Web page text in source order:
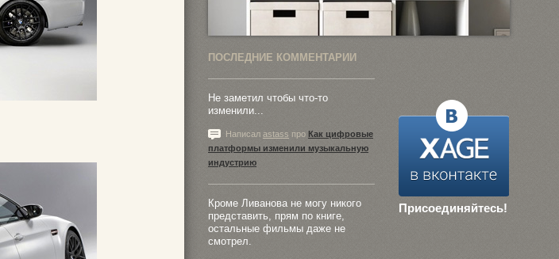
ПОСЛЕДНИЕ КОММЕНТАРИИ
Присоединяйтесь!
Не заметил чтобы что-то
изменили...
Написал astass про Как цифровые
платформы изменили музыкальную
индустрию
Кроме Ливанова не могу никого
представить, прям по книге,
остальные фильмы даже не
смотрел.